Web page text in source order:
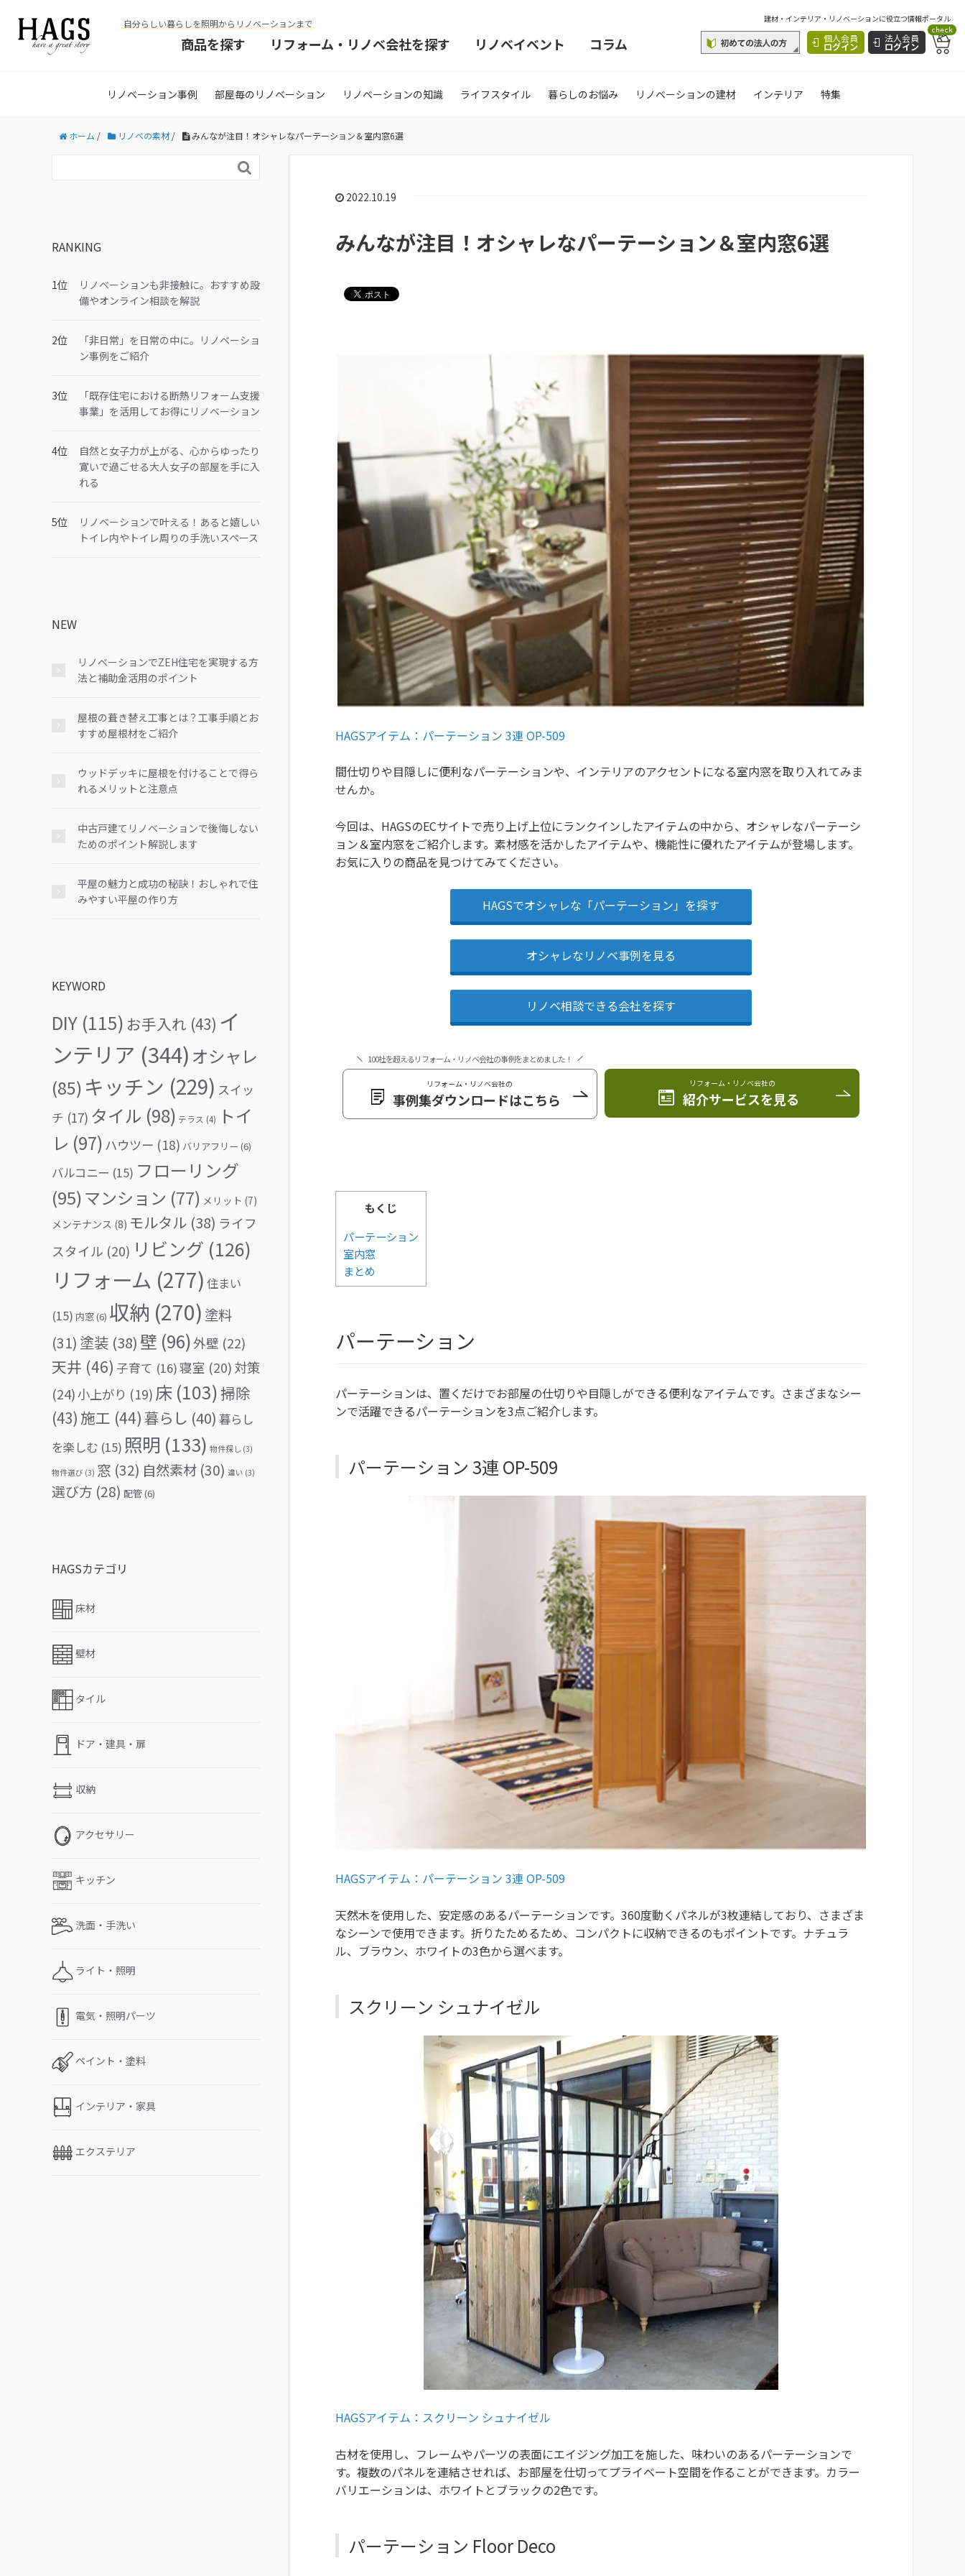
自分らしい暮らしを照明からリノベーションまで
商品を探す リフォーム・リノベ会社を探す リノベイベント コラム
建材・インテリア・リノベーションに役立つ情報ポータル
個人会員
ログイン
法人会員
ログイン
check
リノベーション事例 部屋毎のリノベーション リノベーションの知識 ライフスタイル 暮らしのお悩み リノベーションの建材 インテリア 特集
ホーム / リノベの素材/ みんなが注目！オシャレなパーテーション＆室内窓6選
2022.10.19
みんなが注目！オシャレなパーテーション＆室内窓6選
HAGSアイテム：パーテーション 3連 OP-509
間仕切りや目隠しに便利なパーテーションや、インテリアのアクセントになる室内窓を取り入れてみま
せんか。
今回は、HAGSのECサイトで売り上げ上位にランクインしたアイテムの中から、オシャレなパーテーシ
ョン＆室内窓をご紹介します。素材感を活かしたアイテムや、機能性に優れたアイテムが登場します。
お気に入りの商品を見つけてみてください。
HAGSでオシャレな「パーテーション」を探す
オシャレなリノベ事例を見る
リノベ相談できる会社を探す
100社を超えるリフォーム・リノベ会社の事例をまとめました！
リフォーム・リノベ会社の
事例集ダウンロードはこちら
リフォーム・リノベ会社の
紹介サービスを見る
もくじ
パーテーション
室内窓
まとめ
パーテーション
パーテーションは、置くだけでお部屋の仕切りや目隠しができる便利なアイテムです。さまざまなシー
ンで活躍できるパーテーションを3点ご紹介します。
パーテーション 3連 OP-509
HAGSアイテム：パーテーション 3連 OP-509
天然木を使用した、安定感のあるパーテーションです。360度動くパネルが3枚連結しており、さまざま
なシーンで使用できます。折りたためるため、コンパクトに収納できるのもポイントです。ナチュラ
ル、ブラウン、ホワイトの3色から選べます。
スクリーン シュナイゼル
HAGSアイテム：スクリーン シュナイゼル
古材を使用し、フレームやパーツの表面にエイジング加工を施した、味わいのあるパーテーションで
す。複数のパネルを連結させれば、お部屋を仕切ってプライベート空間を作ることができます。カラー
バリエーションは、ホワイトとブラックの2色です。
パーテーション Floor Deco

RANKING
リノベーションも非接触に。おすすめ設
備やオンライン相談を解説
「非日常」を日常の中に。リノベーショ
ン事例をご紹介
「既存住宅における断熱リフォーム支援
事業」を活用してお得にリノベーション
自然と女子力が上がる、心からゆったり
寛いで過ごせる大人女子の部屋を手に入
れる
リノベーションで叶える！あると嬉しい
トイレ内やトイレ周りの手洗いスペース
NEW
リノベーションでZEH住宅を実現する方
法と補助金活用のポイント
屋根の葺き替え工事とは？工事手順とお
すすめ屋根材をご紹介
ウッドデッキに屋根を付けることで得ら
れるメリットと注意点
中古戸建てリノベーションで後悔しない
ためのポイント解説します
平屋の魅力と成功の秘訣！おしゃれで住
みやすい平屋の作り方
KEYWORD
DIY (115) お手入れ (43) イ
ンテリア (344) オシャレ
(85) キッチン (229) スイッ
チ (17) タイル (98) テラス (4)
トイ
レ (97) ハウツー (18) バリアフリー (6)
バルコニー (15) フローリング
(95)マンション (77) メリット (7)
メンテナンス (8) モルタル (38) ライフ
スタイル (20) リビング (126)
リフォーム (277) 住まい
(15) 内窓(6) 収納 (270) 塗料
(31) 塗装 (38) 壁 (96)外壁 (22)
天井 (46) 子育て (16)寝室 (20) 対策
(24)小上がり (19) 床 (103)掃除
(43) 施工 (44) 暮らし (40) 暮らし
を楽しむ (15) 照明 (133) 物件探し (3)
物件選び (3) 窓 (32) 自然素材 (30) 違い (3)
選び方 (28) 配管(6)
HAGSカテゴリ
床材
壁材
タイル
ドア・建具・扉
収納
アクセサリー
キッチン
洗面・手洗い
ライト・照明
電気・照明パーツ
ペイント・塗料
インテリア・家具
エクステリア